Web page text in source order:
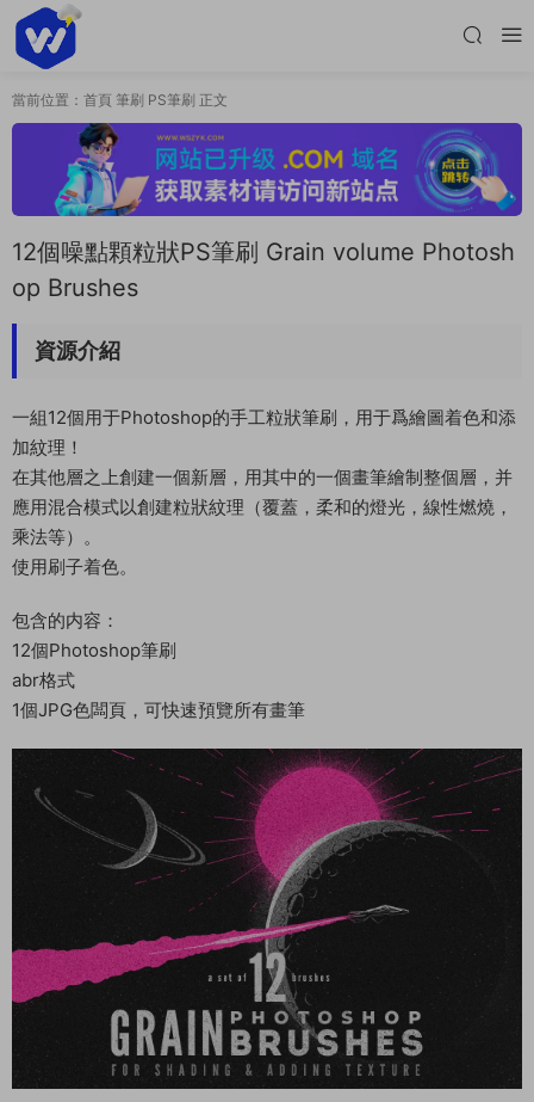
當前位置： 首頁 筆刷 PS筆刷 正文
12個噪點顆粒狀PS筆刷 Grain volume Photosh
op Brushes
資源介紹
一組12個用于Photoshop的手工粒狀筆刷，用于爲繪圖着色和添
加紋理！
在其他層之上創建一個新層，用其中的一個畫筆繪制整個層，并
應用混合模式以創建粒狀紋理（覆蓋，柔和的燈光，線性燃燒，
乘法等）。
使用刷子着色。
包含的内容：
12個Photoshop筆刷
abr格式
1個JPG色闆頁，可快速預覽所有畫筆